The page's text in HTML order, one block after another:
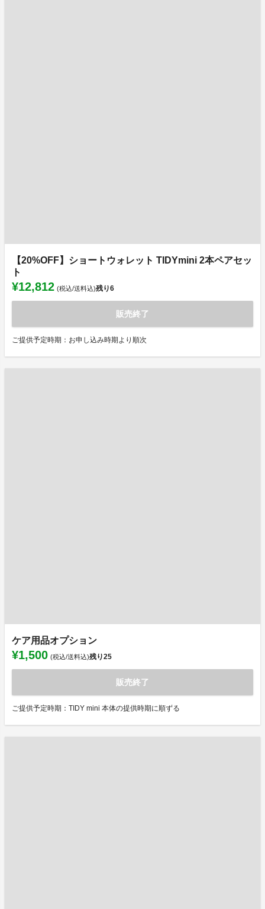
【20%OFF】ショートウォレット TIDYmini 2本ペアセッ
ト
¥12,812 (税込/送料込)残り6
販売終了
ご提供予定時期：お申し込み時期より順次
ケア用品オプション
¥1,500 (税込/送料込)残り25
販売終了
ご提供予定時期：TIDY mini 本体の提供時期に順ずる